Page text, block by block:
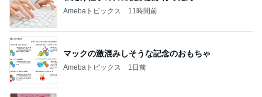
Amebaトピックス 11時間前
マックの激混みしそうな記念のおもちゃ
Amebaトピックス 1日前